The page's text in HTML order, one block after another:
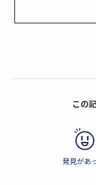
この
発見があ